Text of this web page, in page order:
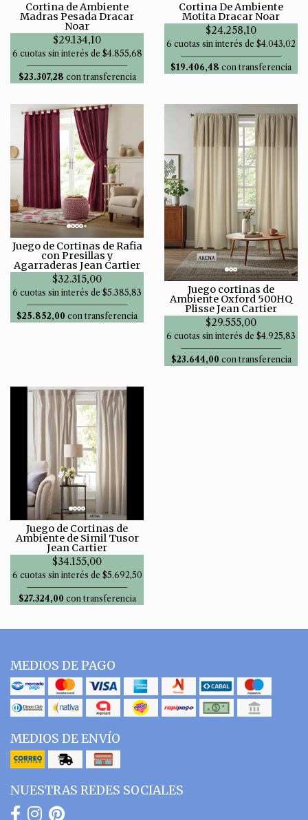
Cortina de Ambiente
Madras Pesada Dracar
Noar
$29.134,10
6 cuotas sin interés de $4.855,68
$23.307,28 con transferencia
Cortina De Ambiente
Motita Dracar Noar
$24.258,10
6 cuotas sin interés de $4.043,02
$19.406,48 con transferencia
Juego de Cortinas de Rafia
con Presillas y
Agarraderas Jean Cartier
$32.315,00
6 cuotas sin interés de $5.385,83
$25.852,00 con transferencia
Juego cortinas de
Ambiente Oxford 500HQ
Plisse Jean Cartier
$29.555,00
6 cuotas sin interés de $4.925,83
$23.644,00 con transferencia
Juego de Cortinas de
Ambiente de Simil Tusor
Jean Cartier
$34.155,00
6 cuotas sin interés de $5.692,50
$27.324,00 con transferencia
MEDIOS DE PAGO
MEDIOS DE ENVÍO
NUESTRAS REDES SOCIALES